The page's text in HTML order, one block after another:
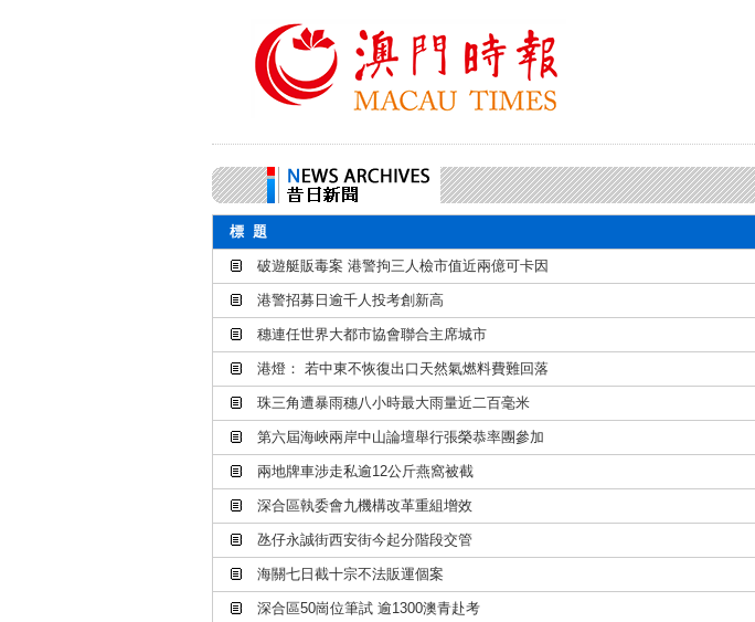
標 題
破遊艇販毒案 港警拘三人檢市值近兩億可卡因
港警招募日逾千人投考創新高
穗連任世界大都市協會聯合主席城市
港燈： 若中東不恢復出口天然氣燃料費難回落
珠三角遭暴雨穗八小時最大雨量近二百毫米
第六屆海峽兩岸中山論壇舉行張榮恭率團參加
兩地牌車涉走私逾12公斤燕窩被截
深合區執委會九機構改革重組增效
氹仔永誠街西安街今起分階段交管
海關七日截十宗不法販運個案
深合區50崗位筆試 逾1300澳青赴考